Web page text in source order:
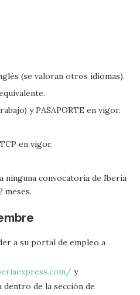
(se valoran otros idiomas).
y PASAPORTE en vigor.
en vigor.
ninguna convocatoria de Iberia
meses.
a su portal de empleo a
y
dentro de la sección de